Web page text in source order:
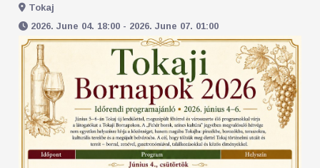
Tokaj
2026. June 04. 18:00 - 2026. June 07. 01:00